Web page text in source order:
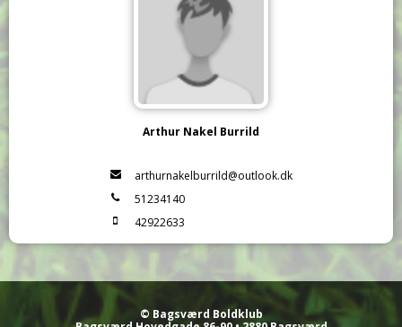
Arthur Nakel Burrild
arthurnakelburrild@outlook.dk
51234140
42922633
© Bagsværd Boldklub